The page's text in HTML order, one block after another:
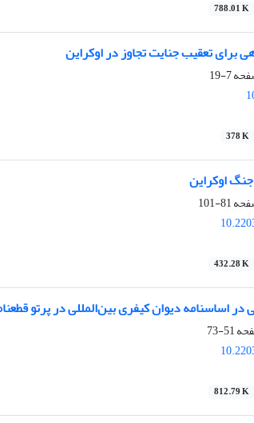
788.01 K
تعقیب جنایت تجاوز در اوکراین
7-19
378 K
اوکراین
81-101
432.28 K
اساسنامه دیوان کیفری بین‌المللی در پرتو
51-73
812.79 K